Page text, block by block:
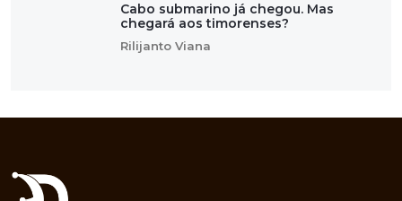
Cabo submarino já chegou. Mas
chegará aos timorenses?
Rilijanto Viana